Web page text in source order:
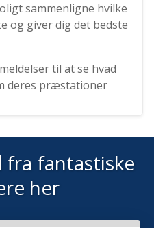
sammenligne hvilke
og giver dig det bedste
til at se hvad
deres præstationer
fra fantastiske
her